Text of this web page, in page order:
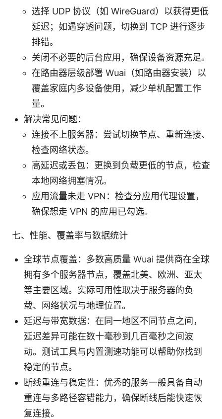
选择 UDP 协议（如 WireGuard）以获得更低
延迟；如遇穿透问题，切换到 TCP 进行逐步
排错。
关闭不必要的后台应用，确保设备资源充足。
在路由器层级部署 Wuai（如路由器安装）以
覆盖家庭内多设备使用，减少单机配置工作
量。
解决常见问题：
连接不上服务器：尝试切换节点、重新连接、
检查网络状态。
高延迟或丢包：更换到负载更低的节点，检查
本地网络拥塞情况。
应用流量未走 VPN：检查分应用代理设置，
确保想走 VPN 的应用已勾选。
七、性能、覆盖率与数据统计
全球节点覆盖：多数高质量 Wuai 提供商在全球
拥有多个服务器节点，覆盖北美、欧洲、亚太
等主要区域。实际可用性取决于服务器的负
载、网络状况与地理位置。
延迟与带宽数据：在同一地区不同节点之间，
延迟差异可能在数十毫秒到几百毫秒之间波
动。测试工具与内置测速功能可以帮助你找到
稳定的节点。
断线重连与稳定性：优秀的服务一般具备自动
重连与多路径容错能力，确保断线后能快速恢
复连接。